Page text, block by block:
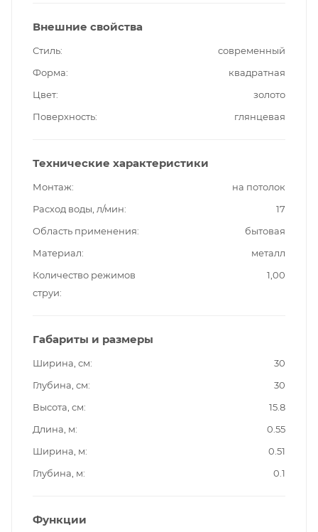
Внешние свойства
Стиль
современный
Форма
квадратная
Цвет
золото
Поверхность
глянцевая
Технические характеристики
Монтаж
на потолок
Расход воды, л/мин
17
Область применения
бытовая
Материал
металл
Количество режимов
струи
1,00
Габариты и размеры
Ширина, см
30
Глубина, см
30
Высота, см
15.8
Длина, м
0.55
Ширина, м
0.51
Глубина, м
0.1
Функции